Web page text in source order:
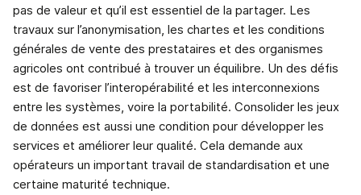
pas de valeur et qu’il est essentiel de la partager. Les
travaux sur l’anonymisation, les chartes et les conditions
générales de vente des prestataires et des organismes
agricoles ont contribué à trouver un équilibre. Un des défis
est de favoriser l’interopérabilité et les interconnexions
entre les systèmes, voire la portabilité. Consolider les jeux
de données est aussi une condition pour développer les
services et améliorer leur qualité. Cela demande aux
opérateurs un important travail de standardisation et une
certaine maturité technique.